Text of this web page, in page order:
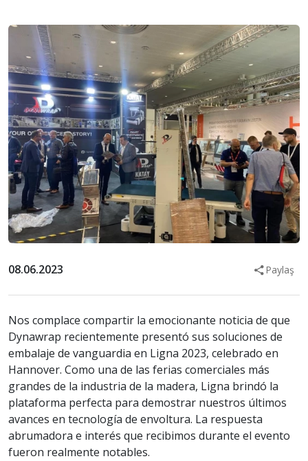
08.06.2023 Paylaş
Nos complace compartir la emocionante noticia de que
Dynawrap recientemente presentó sus soluciones de
embalaje de vanguardia en Ligna 2023, celebrado en
Hannover. Como una de las ferias comerciales más
grandes de la industria de la madera, Ligna brindó la
plataforma perfecta para demostrar nuestros últimos
avances en tecnología de envoltura. La respuesta
abrumadora e interés que recibimos durante el evento
fueron realmente notables.